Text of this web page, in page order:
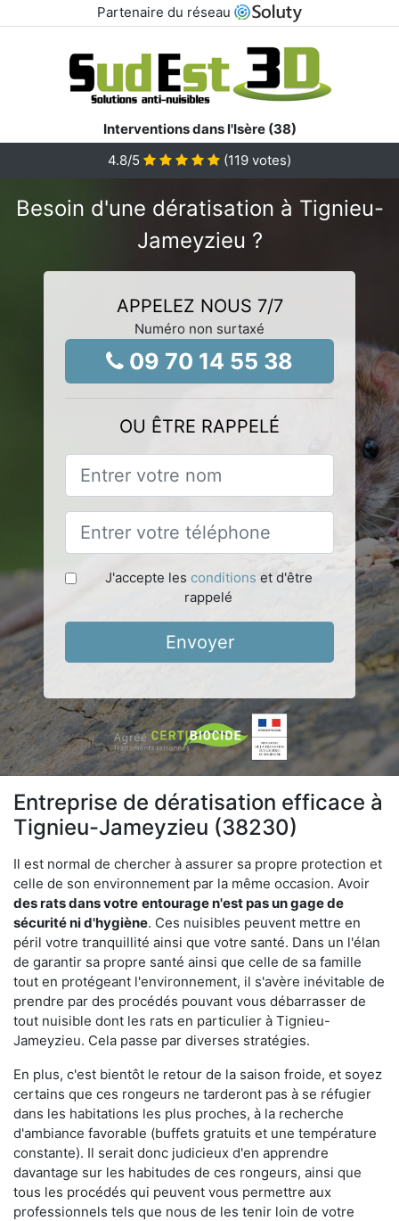
Partenaire du réseau
Interventions dans l'Isère (38)
4.8/5 (119 votes)
Besoin d'une dératisation à Tignieu-
Jameyzieu ?
APPELEZ NOUS 7/7
Numéro non surtaxé
09 70 14 55 38
OU ÊTRE RAPPELÉ
J'accepte les conditions et d'être
rappelé
Envoyer
Entreprise de dératisation efficace à
Tignieu-Jameyzieu (38230)
Il est normal de chercher à assurer sa propre protection et
celle de son environnement par la même occasion. Avoir
des rats dans votre entourage n'est pas un gage de
sécurité ni d'hygiène. Ces nuisibles peuvent mettre en
péril votre tranquillité ainsi que votre santé. Dans un l'élan
de garantir sa propre santé ainsi que celle de sa famille
tout en protégeant l'environnement, il s'avère inévitable de
prendre par des procédés pouvant vous débarrasser de
tout nuisible dont les rats en particulier à Tignieu-
Jameyzieu. Cela passe par diverses stratégies.
En plus, c'est bientôt le retour de la saison froide, et soyez
certains que ces rongeurs ne tarderont pas à se réfugier
dans les habitations les plus proches, à la recherche
d'ambiance favorable (buffets gratuits et une température
constante). Il serait donc judicieux d'en apprendre
davantage sur les habitudes de ces rongeurs, ainsi que
tous les procédés qui peuvent vous permettre aux
professionnels tels que nous de les tenir loin de votre